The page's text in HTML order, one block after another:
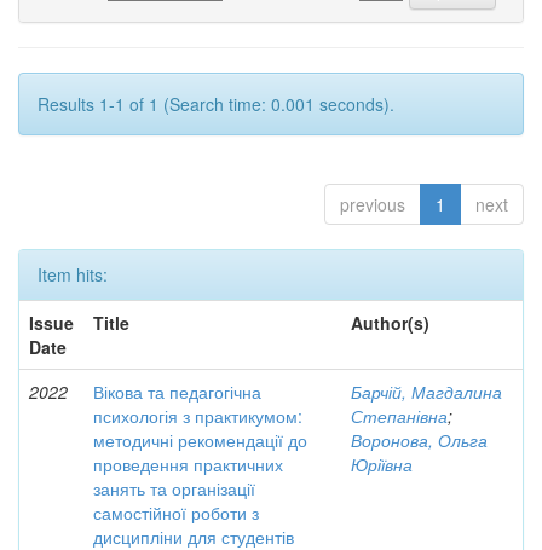
Results 1-1 of 1 (Search time: 0.001 seconds).
previous 1 next
Item hits:
Issue
Date
Title Author(s)
2022
Вікова та педагогічна
психологія з практикумом:
методичні рекомендації до
проведення практичних
занять та організації
самостійної роботи з
дисципліни для студентів
Барчій, Магдалина
Степанівна;
Воронова, Ольга
Юріївна